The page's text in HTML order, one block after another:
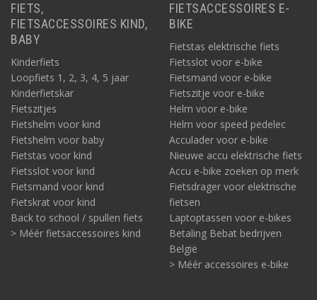
FIETS,
FIETSACCESSOIRES KIND,
BABY
Kinderfiets
Loopfiets 1, 2, 3, 4, 5 jaar
Kinderfietskar
Fietszitjes
Fietshelm voor kind
Fietshelm voor baby
Fietstas voor kind
Fietsslot voor kind
Fietsmand voor kind
Fietskrat voor kind
Back to school / spullen fiets
> Méér fietsaccessoires kind
FIETSACCESSOIRES E-
BIKE
Fietstas elektrische fiets
Fietsslot voor e-bike
Fietsmand voor e-bike
Fietszitje voor e-bike
Helm voor e-bike
Helm voor speed pedelec
Acculader voor e-bike
Nieuwe accu elektrische fiets
Accu e-bike zoeken op merk
Fietsdrager voor elektrische
fietsen
Laptoptassen voor e-bikes
Betaling Bebat bedrijven
België
> Méér accessoires e-bike